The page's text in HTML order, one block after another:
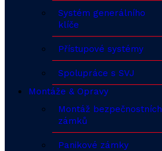
Systém generálního
klíče
Přístupové systémy
Spolupráce s SVJ
Montáže & Opravy
Montáž bezpečnostních
zámků
Panikové zámky